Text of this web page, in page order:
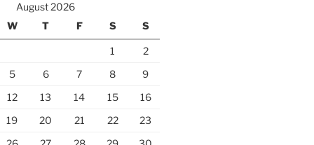
August 2026
W T F S S
1
2
5 6 7 8
9
12 13 14 15
16
19 20 21 22
23